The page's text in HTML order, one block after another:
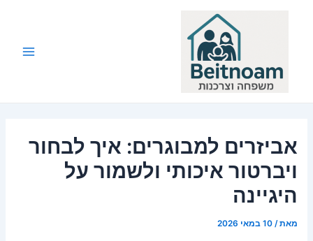
אביזרים למבוגרים: איך לבחור
ויברטור איכותי ולשמור על
היגיינה
מאת/10 במאי 2026